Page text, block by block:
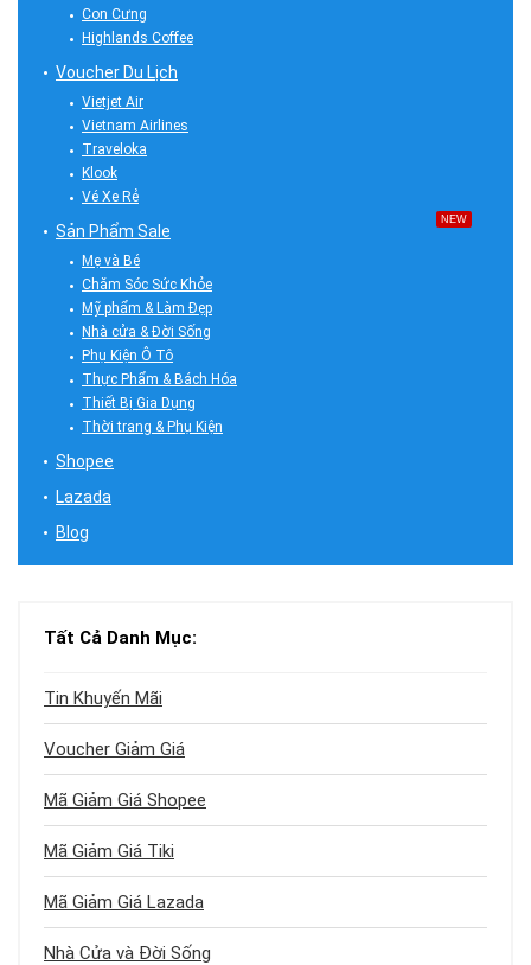
Con Cưng
Highlands Coffee
Voucher Du Lịch
Vietjet Air
Vietnam Airlines
Traveloka
Klook
Vé Xe Rẻ
Sản Phẩm Sale
NEW
Mẹ và Bé
Chăm Sóc Sức Khỏe
Mỹ phẩm & Làm Đẹp
Nhà cửa & Đời Sống
Phụ Kiện Ô Tô
Thực Phẩm & Bách Hóa
Thiết Bị Gia Dụng
Thời trang & Phụ Kiện
Shopee
Lazada
Blog
Tất Cả Danh Mục:
Tin Khuyến Mãi
Voucher Giảm Giá
Mã Giảm Giá Shopee
Mã Giảm Giá Tiki
Mã Giảm Giá Lazada
Nhà Cửa và Đời Sống